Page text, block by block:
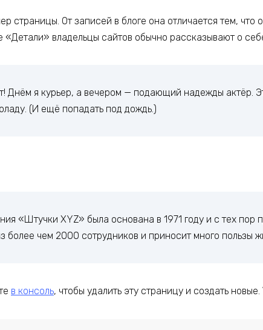
страницы. От записей в блоге она отличается тем,
«Детали» владельцы сайтов обычно рассказывают о
Днём я курьер, а вечером — подающий надежды актёр.
(И ещё попадать под дождь.)
«Штучки XYZ» была основана в 1971 году и с тех пор
более чем 2000 сотрудников и приносит много пользы
в консоль, чтобы удалить эту страницу и создать новые.